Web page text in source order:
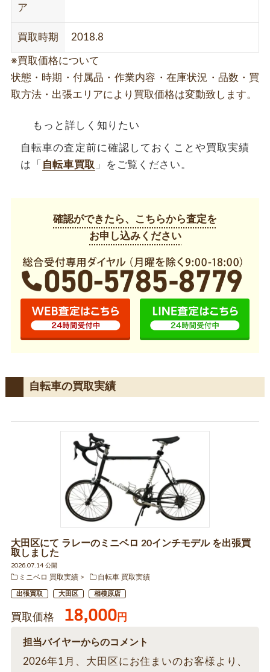
ア
買取時期 2018.8
※買取価格について
状態・時期・付属品・作業内容・在庫状況・品数・買
取方法・出張エリアにより買取価格は変動致します。
もっと詳しく知りたい
自転車の査定前に確認しておくことや買取実績
は「 自転車買取 」をご覧ください。
確認ができたら、こちらから査定を
お申し込みください
自転車の買取実績
大田区にて ラレーのミニベロ 20インチモデル を出張買
取しました
2026.07.14 公開
ミニベロ 買取実績
自転車 買取実績
出張買取 大田区 相模原店
買取価格 18,000円
担当バイヤーからのコメント
2026年1月、大田区にお住まいのお客様より、